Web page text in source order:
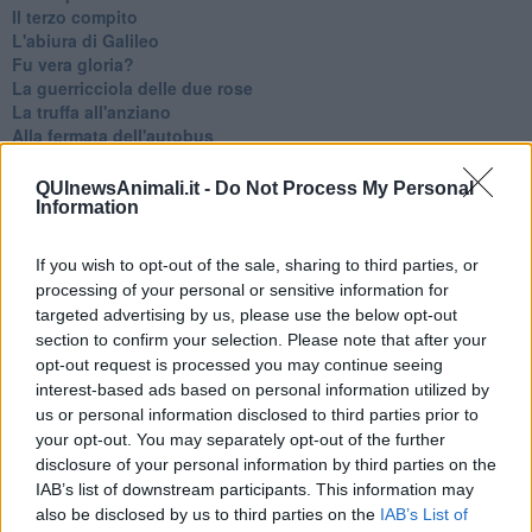
QUInewsAnimali.it - Do Not Process My Personal
Information
If you wish to opt-out of the sale, sharing to third parties, or
processing of your personal or sensitive information for
targeted advertising by us, please use the below opt-out
section to confirm your selection. Please note that after your
opt-out request is processed you may continue seeing
interest-based ads based on personal information utilized by
us or personal information disclosed to third parties prior to
your opt-out. You may separately opt-out of the further
disclosure of your personal information by third parties on the
IAB’s list of downstream participants. This information may
also be disclosed by us to third parties on the IAB’s List of
Il terzo compito
L'abiura di Galileo
Fu vera gloria?
La guerricciola delle due rose
La truffa all'anziano
Alla fermata dell'autobus
Diseducazione televisiva e inerzia della politica
Foto storica
Nostalgia del sangue blu
Teste calde
Non avere e non essere
Armiamoci e... avviatevi
Da Capodanno a Carnevale
Schizzi di fango
Sor-riso amaro
Fine anno al ristorante
La festa di Capodanno
Natale 2024
Re e regnanti
A noi interessa il dito non la luna